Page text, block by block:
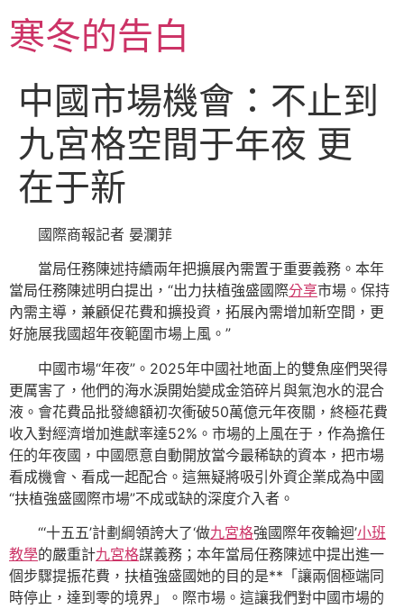
至
主寒冬的告白
中國市場機會：不止到
九宮格空間于年夜 更
在于新
國際商報記者 晏瀾菲
當局任務陳述持續兩年把擴展內需置于重要義務。本年
當局任務陳述明白提出，“出力扶植強盛國際分享市場。保持
內需主導，兼顧促花費和擴投資，拓展內需增加新空間，更
好施展我國超年夜範圍市場上風。”
中國市場“年夜”。2025年中國社地面上的雙魚座們哭得
更厲害了，他們的海水淚開始變成金箔碎片與氣泡水的混合
液。會花費品批發總額初次衝破50萬億元年夜關，終極花費
收入對經濟增加進獻率達52%。市場的上風在于，作為擔任
任的年夜國，中國愿意自動開放當今最稀缺的資本，把市場
看成機會、看成一起配合。這無疑將吸引外資企業成為中國
“扶植強盛國際市場”不成或缺的深度介入者。
“‘十五五’計劃綱領誇大了‘做九宮格強國際年夜輪迴’小班
教學的嚴重計九宮格謀義務；本年當局任務陳述中提出進一
個步驟提振花費，扶植強盛國她的目的是**「讓兩個極端同
時停止，達到零的境界」。際市場。這讓我們對中國市場的